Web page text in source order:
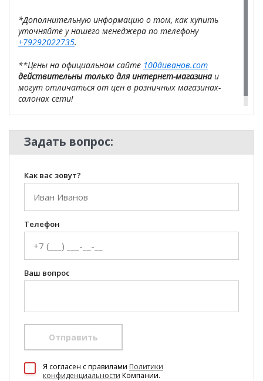
*Дополнительную информацию о том, как купить
уточняйте у нашего менеджера по телефону
+79292022735.
**Цены на официальном сайте 100диванов.com
действительны только для интернет-магазинаи
могут отличаться от цен в розничных магазинах-
салонах сети!
Задать вопрос:
Как вас зовут?
Телефон
Ваш вопрос
Отправить
Я согласен c правилами Политики
конфиденциальности Компании.